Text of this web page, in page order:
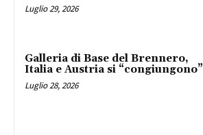
Luglio 29, 2026
Galleria di Base del Brennero,
Italia e Austria si “congiungono”
Luglio 28, 2026